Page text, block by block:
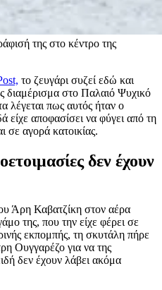
της στο κέντρο της
το ζευγάρι συζεί εδώ και
διαμέρισμα στο Παλαιό Ψυχικό
λέγεται πως αυτός ήταν ο
είχε αποφασίσει να φύγει από τη
σε αγορά κατοικίας.
δεν έχουν
Άρη Καβατζίκη στον αέρα
της, που την είχε φέρει σε
εκπομπής, τη σκυτάλη πήρε
Ουγγαρέζο για να της
δεν έχουν λάβει ακόμα